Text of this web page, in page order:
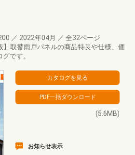
／ 2022年04月 ／ 全32ページ
】取替雨戸パネルの商品特長や仕様、価
です。
(5.6MB)
お知らせ表示